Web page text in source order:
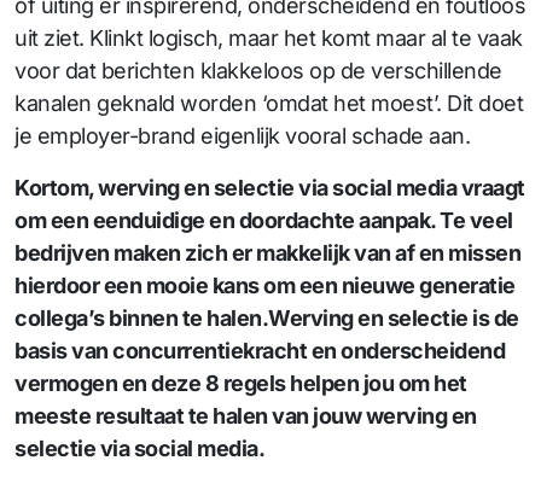
of uiting er inspirerend, onderscheidend en foutloos
uit ziet. Klinkt logisch, maar het komt maar al te vaak
voor dat berichten klakkeloos op de verschillende
kanalen geknald worden ‘omdat het moest’. Dit doet
je employer-brand eigenlijk vooral schade aan.
Kortom, werving en selectie via social media vraagt
om een eenduidige en doordachte aanpak. Te veel
bedrijven maken zich er makkelijk van af en missen
hierdoor een mooie kans om een nieuwe generatie
collega’s binnen te halen.Werving en selectie is de
basis van concurrentiekracht en onderscheidend
vermogen en deze 8 regels helpen jou om het
meeste resultaat te halen van jouw werving en
selectie via social media.